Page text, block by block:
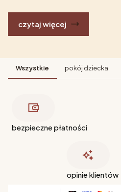
czytaj więcej
Wszystkie pokój dziecka
bezpieczne płatności
opinie klientów